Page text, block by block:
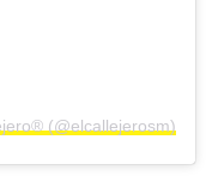
(@elcallejerosm)